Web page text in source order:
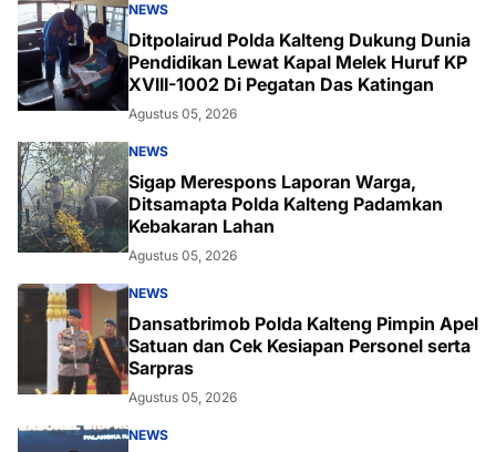
NEWS
Ditpolairud Polda Kalteng Dukung Dunia
Pendidikan Lewat Kapal Melek Huruf KP
XVIII-1002 Di Pegatan Das Katingan
Agustus 05, 2026
NEWS
Sigap Merespons Laporan Warga,
Ditsamapta Polda Kalteng Padamkan
Kebakaran Lahan
Agustus 05, 2026
NEWS
Dansatbrimob Polda Kalteng Pimpin Apel
Satuan dan Cek Kesiapan Personel serta
Sarpras
Agustus 05, 2026
NEWS